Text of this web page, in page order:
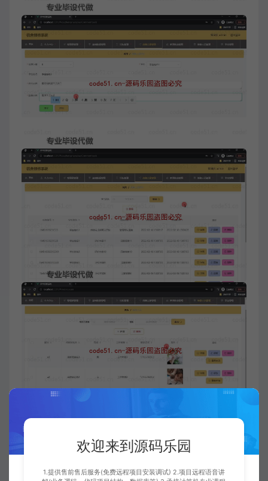
欢迎来到源码乐园
1.提供售前售后服务(免费远程项目安装调试) 2.项目远程语音讲